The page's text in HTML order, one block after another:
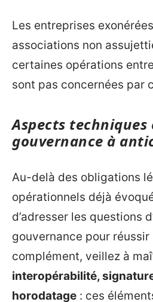
Les entreprises
associations non
certaines opérations
sont pas concernées par
Aspects techniques
gouvernance à
Au-delà des obligations
opérationnels déjà
d’adresser les questions
gouvernance pour réussir
complément, veillez à
interopérabilité,
horodatage : ces